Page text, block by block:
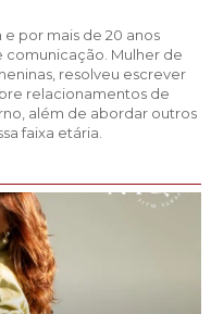
e por mais de 20 anos
comunicação. Mulher de
resolveu escrever
relacionamentos de
além de abordar outros
faixa etária.